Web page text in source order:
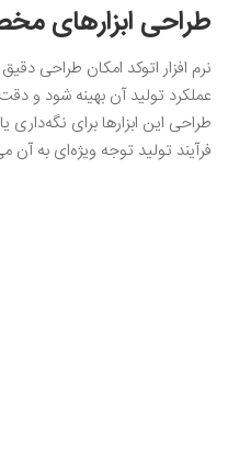
طراحی ابزارهای
نرم افزار اتوکد امکان طراحی
عملکرد تولید آن بهینه شود و
طراحی این ابزارها برای
فرآیند تولید توجه ویژه‌ای به آن